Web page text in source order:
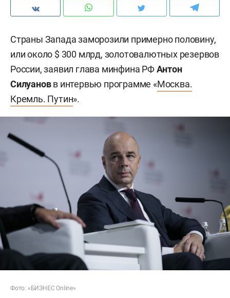
Страны Запада заморозили примерно половину,
или около $ 300 млрд, золотовалютных резервов
России, заявил глава минфина РФАнтон
Силуановв интервью программе «Москва.
Кремль. Путин».
Фото: «БИЗНЕС Online»